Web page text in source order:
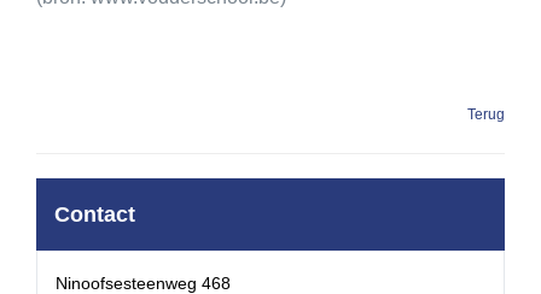
Terug
Contact
Ninoofsesteenweg 468